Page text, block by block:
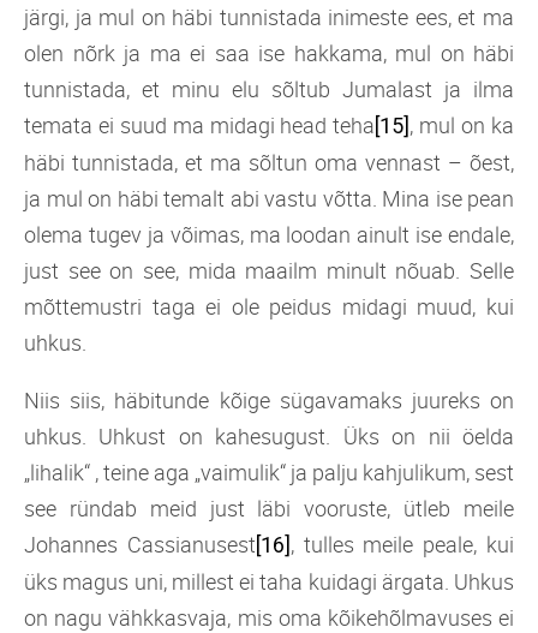
järgi, ja mul on häbi tunnistada inimeste ees, et ma
olen nõrk ja ma ei saa ise hakkama, mul on häbi
tunnistada, et minu elu sõltub Jumalast ja ilma
temata ei suud ma midagi head teha[15], mul on ka
häbi tunnistada, et ma sõltun oma vennast – õest,
ja mul on häbi temalt abi vastu võtta. Mina ise pean
olema tugev ja võimas, ma loodan ainult ise endale,
just see on see, mida maailm minult nõuab. Selle
mõttemustri taga ei ole peidus midagi muud, kui
uhkus.
Niis siis, häbitunde kõige sügavamaks juureks on
uhkus. Uhkust on kahesugust. Üks on nii öelda
„lihalik“ , teine aga „vaimulik“ ja palju kahjulikum, sest
see ründab meid just läbi vooruste, ütleb meile
Johannes Cassianusest[16], tulles meile peale, kui
üks magus uni, millest ei taha kuidagi ärgata. Uhkus
on nagu vähkkasvaja, mis oma kõikehõlmavuses ei